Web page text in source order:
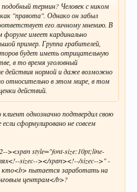
термин? Человек с ником
"правота". Однако он забыл
его личному мнению. В
форуме имеет кардинально
пример. Группа грабителей,
будет иметь отрицательную
в то время уголовный
действия нормой и даже возможно
относительно в этом мире, в том
действий.
однозначно подтвердил свою
сформулировано не совсем
><span style="font-size:10pt;line-
sizec--></span><!--/sizec-->" -
пытается заработать на
центрам</b>?